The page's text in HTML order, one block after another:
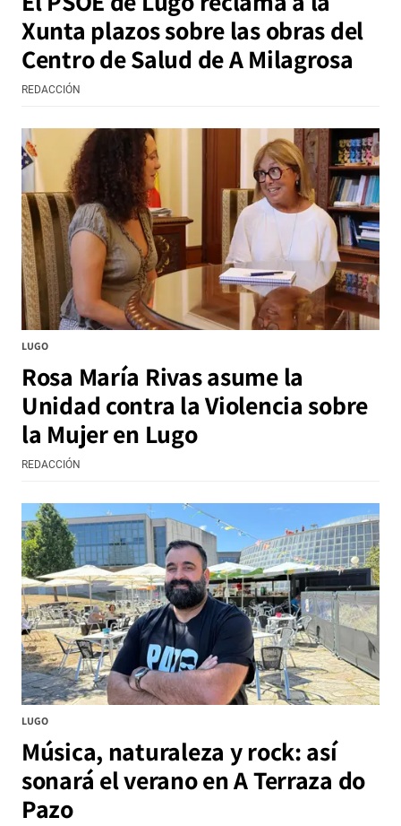
Xunta plazos sobre las obras del
Centro de Salud de A Milagrosa
REDACCIÓN
LUGO
Rosa María Rivas asume la
Unidad contra la Violencia sobre
la Mujer en Lugo
REDACCIÓN
LUGO
Música, naturaleza y rock: así
sonará el verano en A Terraza do
Pazo